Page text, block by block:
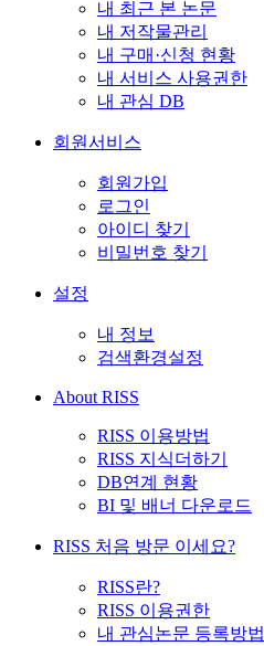
내 최근 본 논문
내 저작물관리
내 구매·신청 현황
내 서비스 사용권한
내 관심 DB
회원서비스
회원가입
로그인
아이디 찾기
비밀번호 찾기
설정
내 정보
검색환경설정
About RISS
RISS 이용방법
RISS 지식더하기
DB연계 현황
BI 및 배너 다운로드
RISS 처음 방문 이세요?
RISS란?
RISS 이용권한
내 관심논문 등록방법